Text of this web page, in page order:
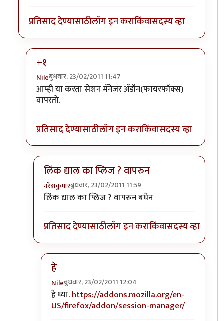
प्रतिसाद देण्यासाठीलॉग इन कराकिंवासदस्य व्हा
+१
Nileबुधवार, 23/02/2011 11:47
In reply toअर्धवट राहिलेले लेखनbyचिंतातुर जंतू
आम्ही या करता सेशन मॅनेजर अ‍ॅडॉन(फायरफॉक्स)
वापरतो.
प्रतिसाद देण्यासाठीलॉग इन कराकिंवासदस्य व्हा
लिंक द्याल का प्लिज ? वापरुन
नरेशकुमारबुधवार, 23/02/2011 11:59
In reply to+१byNile
लिंक द्याल का प्लिज ? वापरुन बघेन
प्रतिसाद देण्यासाठीलॉग इन कराकिंवासदस्य व्हा
हे
Nileबुधवार, 23/02/2011 12:04
In reply toलिंक द्याल का प्लिज ? वापरुनby
हे घ्या.https://addons.mozilla.org/en-
US/firefox/addon/session-manager/